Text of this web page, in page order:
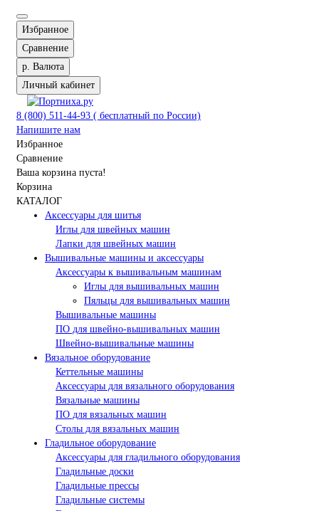
Избранное
Сравнение
р. Валюта
Личный кабинет
8 (800) 511-44-93 ( бесплатный по России)
Напишите нам
Избранное
Сравнение
Ваша корзина пуста!
Корзина
КАТАЛОГ
Аксессуары для шитья
Иглы для швейных машин
Лапки для швейных машин
Вышивальные машины и аксессуары
Аксессуары к вышивальным машинам
Иглы для вышивальных машин
Пяльцы для вышивальных машин
Вышивальные машины
ПО для швейно-вышивальных машин
Швейно-вышивальные машины
Вязальное оборудование
Кеттельные машины
Аксессуары для вязального оборудования
Вязальные машины
ПО для вязальных машин
Столы для вязальных машин
Гладильное оборудование
Аксессуары для гладильного оборудования
Гладильные доски
Гладильные прессы
Гладильные системы